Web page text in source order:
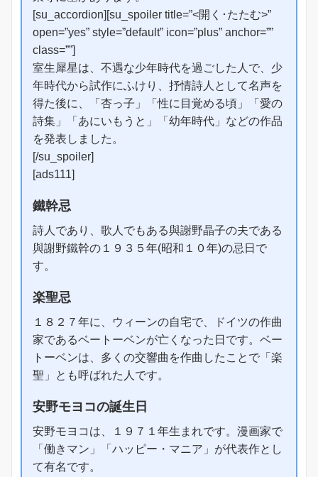
[su_accordion][su_spoiler title=”<開く･たたむ>”
open=”yes” style=”default” icon=”plus” anchor=””
class=””]
室生犀星は、不遇な少年時代を過ごした人で、少
年時代から試作にふけり、抒情詩人として名声を
得た後に、「杏っ子」「性に目覚める頃」「愛の
詩集」「あにいもうと」「幼年時代」などの作品
を発表しました。
[/su_spoiler]
[ads111]
鐵幹忌
詩人であり、歌人でもある與謝野晶子の夫である
與謝野鐵幹の１９３５年(昭和１０年)の忌日で
す。
楽聖忌
１８２７年に、ウィーンの自宅で、ドイツの作曲
家であるベートーベンが亡くなった日です。ベー
トーベンは、多くの交響曲を作曲したことで「楽
聖」とも呼ばれた人です。
安野モヨコの誕生日
安野モヨコは、１９７１年生まれです。漫画家で
「働きマン」「ハッピー・マニア」が代表作とし
て有名です。